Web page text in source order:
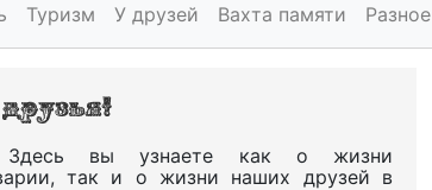
Туризм У друзей Вахта памяти Разное
вы узнаете как о жизни
так и о жизни наших друзей в